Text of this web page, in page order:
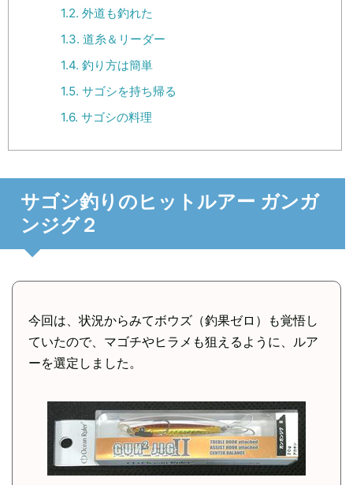
1.2. 外道も釣れた
1.3. 道糸＆リーダー
1.4. 釣り方は簡単
1.5. サゴシを持ち帰る
1.6. サゴシの料理
サゴシ釣りのヒットルアー ガンガ
ンジグ２
今回は、状況からみてボウズ（釣果ゼロ）も覚悟し
ていたので、マゴチやヒラメも狙えるように、ルア
ーを選定しました。